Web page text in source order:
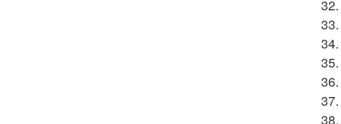
32.
33.
34.
35.
36.
37.
38.